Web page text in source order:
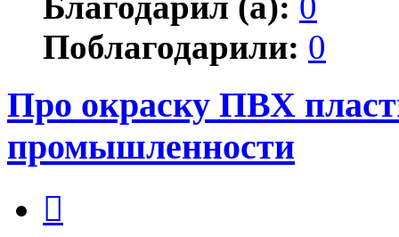
Поблагодарили: 0
Про окраску ПВХ
промышленности